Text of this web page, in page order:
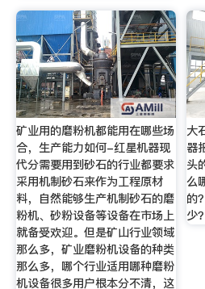
矿业用的磨粉机都能用在哪些场
合，生产能力如何-红星机器现
代分需要用到砂石的行业都要求
采用机制砂石来作为工程原材
料，自然能够生产机制砂石的磨
粉机、砂粉设备等设备在市场上
就备受欢迎。但是矿山行业领域
那么多，矿业磨粉机设备的种类
那么多，哪个行业适用哪种磨粉
机设备很多用户根本分不清，这
大
器
头
么
的
少